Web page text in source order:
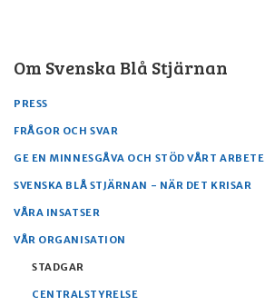
Om Svenska Blå Stjärnan
PRESS
FRÅGOR OCH SVAR
GE EN MINNESGÅVA OCH STÖD VÅRT ARBETE
SVENSKA BLÅ STJÄRNAN - NÄR DET KRISAR
VÅRA INSATSER
VÅR ORGANISATION
STADGAR
CENTRALSTYRELSE